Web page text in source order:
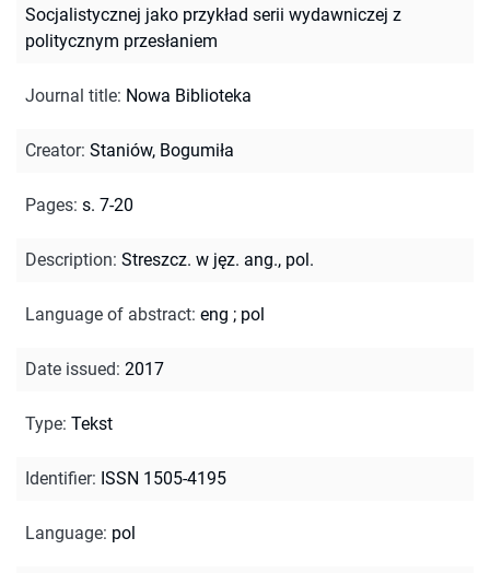
Socjalistycznej jako przykład serii wydawniczej z
politycznym przesłaniem
Journal title: Nowa Biblioteka
Creator: Staniów, Bogumiła
Pages: s. 7-20
Description: Streszcz. w jęz. ang., pol.
Language of abstract: eng ; pol
Date issued: 2017
Type: Tekst
Identifier: ISSN 1505-4195
Language: pol